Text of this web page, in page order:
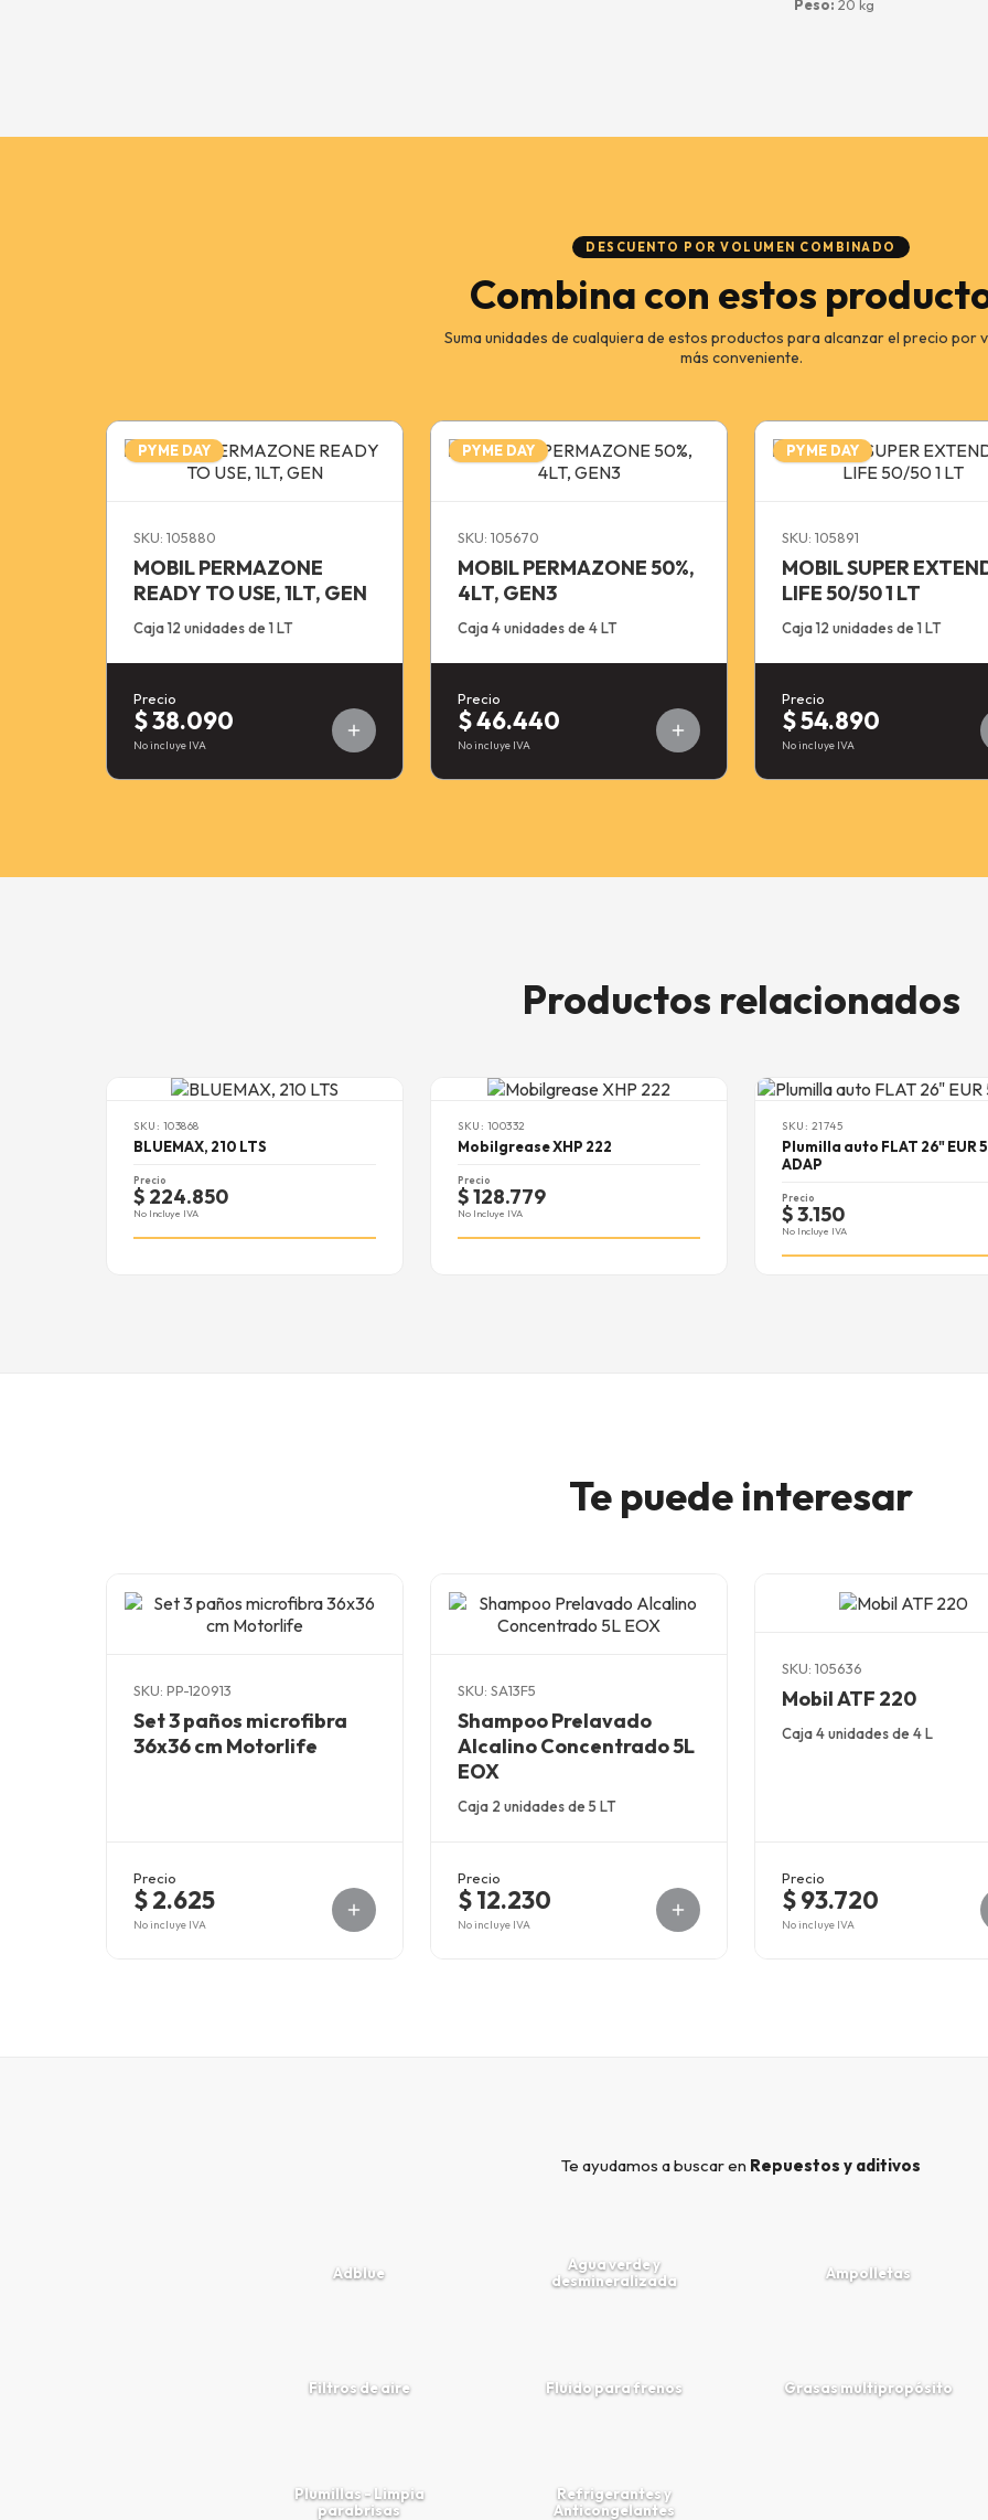
Peso: 20 kg
DESCUENTO POR VOLUMEN COMBINADO
Combina con estos
Suma unidades de cualquiera de estos productos para alcanzar el precio por
más conveniente.
PYME DAY
SKU: 105880
MOBIL PERMAZONE
READY TO USE, 1LT, GEN
Caja 12 unidades de 1 LT
Precio
$ 38.090
No incluye IVA
PYME DAY
SKU: 105670
MOBIL PERMAZONE 50%,
4LT, GEN3
Caja 4 unidades de 4 LT
Precio
$ 46.440
No incluye IVA
PYME DAY
SKU: 105891
MOBIL SUPER
LIFE 50/50 1 LT
Caja 12 unidades de 1 LT
Precio
$ 54.890
No incluye IVA
Productos relacionados
SKU: 103868
BLUEMAX, 210 LTS
Precio
$ 224.850
No Incluye IVA
SKU: 100332
Mobilgrease XHP 222
Precio
$ 128.779
No Incluye IVA
SKU: 21745
Plumilla auto FLAT 26" EUR 5
ADAP
Precio
$ 3.150
No Incluye IVA
Te puede interesar
SKU: PP-120913
Set 3 paños microfibra
36x36 cm Motorlife
Precio
$ 2.625
No incluye IVA
SKU: SA13F5
Shampoo Prelavado
Alcalino Concentrado 5L
EOX
Caja 2 unidades de 5 LT
Precio
$ 12.230
No incluye IVA
SKU: 105636
Mobil ATF 220
Caja 4 unidades de 4 L
Precio
$ 93.720
No incluye IVA
Te ayudamos a buscar en Repuestos y aditivos
Adblue
Agua verde y
desmineralizada
Ampolletas
Filtros de aire Fluido para frenos Grasas multipropósito
Plumillas - Limpia
parabrisas
Refrigerantes y
Anticongelantes